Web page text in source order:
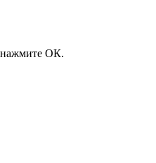
нажмите ОК.